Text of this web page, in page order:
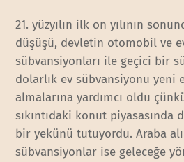
21. yüzyılın ilk on yılının
düşüşü, devletin otomobil ve
sübvansiyonları ile geçici bir
dolarlık ev sübvansiyonu yeni
almalarına yardımcı oldu
sıkıntıdaki konut piyasasında
bir yekünü tutuyordu. Araba
sübvansiyonlar ise geleceğe